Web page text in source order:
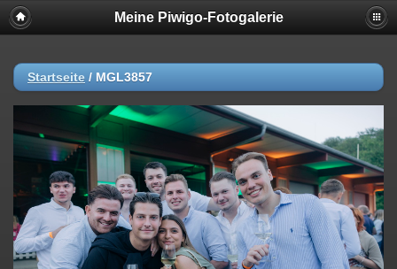
Meine Piwigo-Fotogalerie
Startseite / MGL3857